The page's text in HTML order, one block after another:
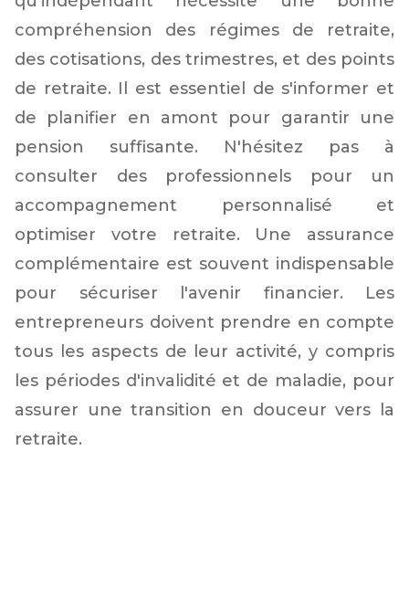
compréhension des régimes de retraite,
des cotisations, des trimestres, et des points
de retraite. Il est essentiel de s'informer et
de planifier en amont pour garantir une
pension suffisante. N'hésitez pas à
consulter des professionnels pour un
accompagnement personnalisé et
optimiser votre retraite. Une assurance
complémentaire est souvent indispensable
pour sécuriser l'avenir financier. Les
entrepreneurs doivent prendre en compte
tous les aspects de leur activité, y compris
les périodes d'invalidité et de maladie, pour
assurer une transition en douceur vers la
retraite.